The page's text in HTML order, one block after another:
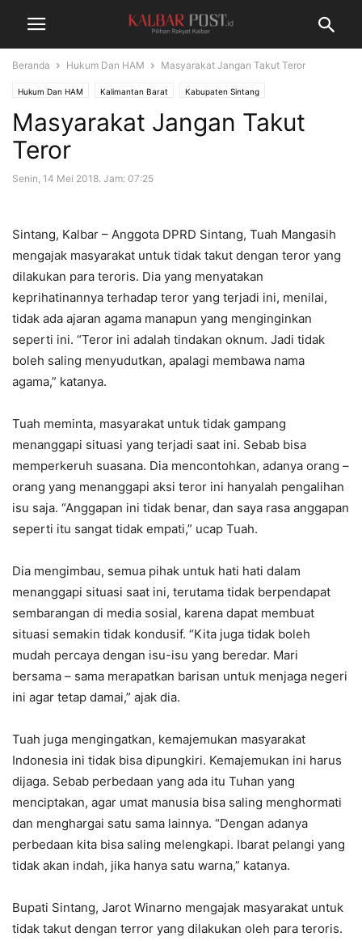
Beranda Hukum Dan HAM Masyarakat Jangan Takut Teror
Hukum Dan HAM Kalimantan Barat Kabupaten Sintang
Masyarakat Jangan Takut
Teror
Senin, 14 Mei 2018. Jam: 07:25
Sintang, Kalbar – Anggota DPRD Sintang, Tuah Mangasih
mengajak masyarakat untuk tidak takut dengan teror yang
dilakukan para teroris. Dia yang menyatakan
keprihatinannya terhadap teror yang terjadi ini, menilai,
tidak ada ajaran agama manapun yang menginginkan
seperti ini. “Teror ini adalah tindakan oknum. Jadi tidak
boleh saling menyudutkan, apalagi membawa nama
agama,” katanya.
Tuah meminta, masyarakat untuk tidak gampang
menanggapi situasi yang terjadi saat ini. Sebab bisa
memperkeruh suasana. Dia mencontohkan, adanya orang –
orang yang menanggapi aksi teror ini hanyalah pengalihan
isu saja. “Anggapan ini tidak benar, dan saya rasa anggapan
seperti itu sangat tidak empati,” ucap Tuah.
Dia mengimbau, semua pihak untuk hati hati dalam
menanggapi situasi saat ini, terutama tidak berpendapat
sembarangan di media sosial, karena dapat membuat
situasi semakin tidak kondusif. “Kita juga tidak boleh
mudah percaya dengan isu-isu yang beredar. Mari
bersama – sama merapatkan barisan untuk menjaga negeri
ini agar tetap damai,” ajak dia.
Tuah juga mengingatkan, kemajemukan masyarakat
Indonesia ini tidak bisa dipungkiri. Kemajemukan ini harus
dijaga. Sebab perbedaan yang ada itu Tuhan yang
menciptakan, agar umat manusia bisa saling menghormati
dan menghargai satu sama lainnya. “Dengan adanya
perbedaan kita bisa saling melengkapi. Ibarat pelangi yang
tidak akan indah, jika hanya satu warna,” katanya.
Bupati Sintang, Jarot Winarno mengajak masyarakat untuk
tidak takut dengan terror yang dilakukan oleh para teroris.